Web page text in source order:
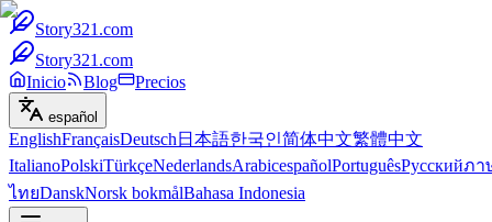
Story321.com
Story321.com
Inicio
Blog Precios
español
EnglishFrançaisDeutsch 日本語한국인简体中文繁體中文
ItalianoPolskiTürkçeNederlandsArabicespañolPortuguêsРусскийภา
ไทยDanskNorsk bokmålBahasa Indonesia